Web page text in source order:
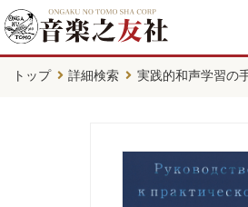
トップ 詳細検索 実践的和声学習の